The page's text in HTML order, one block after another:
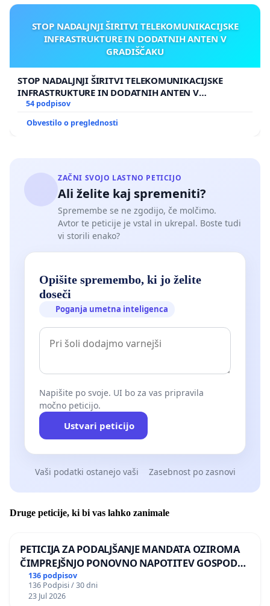
STOP NADALJNJI ŠIRITVI TELEKOMUNIKACIJSKE
INFRASTRUKTURE IN DODATNIH ANTEN V
GRADIŠČAKU
STOP NADALJNJI ŠIRITVI TELEKOMUNIKACIJSKE
INFRASTRUKTURE IN DODATNIH ANTEN V
GRADIŠČAKU
54 podpisov
Obvestilo o preglednosti
ZAČNI SVOJO LASTNO PETICIJO
Ali želite kaj spremeniti?
Spremembe se ne zgodijo, če molčimo.
Avtor te peticije je vstal in ukrepal. Boste tudi
vi storili enako?
Opišite spremembo, ki jo želite
doseči
Poganja umetna inteligenca
Napišite po svoje. UI bo za vas pripravila
močno peticijo.
Ustvari peticijo
Vaši podatki ostanejo vaši Zasebnost po zasnovi
Druge peticije, ki bi vas lahko zanimale
PETICIJA ZA PODALJŠANJE MANDATA OZIROMA
ČIMPREJŠNJO PONOVNO NAPOTITEV GOSPODA
BERNARDA ŠRAJNERJA NA VELEPOSLANIŠTVO
REPUBLIKE SLOVENIJE V MOSKVI
136 podpisov
136 Podpisi / 30 dni
23 Jul 2026